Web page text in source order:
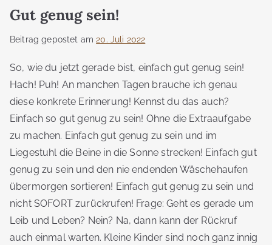
Gut genug sein!
Beitrag gepostet am20. Juli 2022
So, wie du jetzt gerade bist, einfach gut genug sein!
Hach! Puh! An manchen Tagen brauche ich genau
diese konkrete Erinnerung! Kennst du das auch?
Einfach so gut genug zu sein! Ohne die Extraaufgabe
zu machen. Einfach gut genug zu sein und im
Liegestuhl die Beine in die Sonne strecken! Einfach gut
genug zu sein und den nie endenden Wäschehaufen
übermorgen sortieren! Einfach gut genug zu sein und
nicht SOFORT zurückrufen! Frage: Geht es gerade um
Leib und Leben? Nein? Na, dann kann der Rückruf
auch einmal warten. Kleine Kinder sind noch ganz innig